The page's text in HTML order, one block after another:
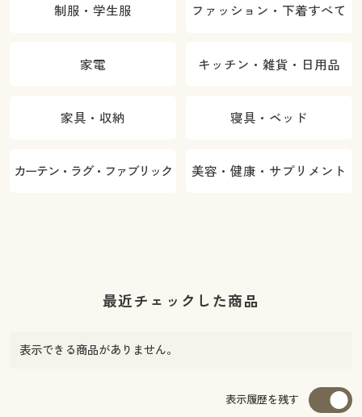
制服・学生服 ファッション・下着すべて
家電 キッチン・雑貨・日用品
家具・収納 寝具・ベッド
カーテン・ラグ・ファブリック 美容・健康・サプリメント
最近チェックした商品
表示できる商品がありません。
表示履歴を残す